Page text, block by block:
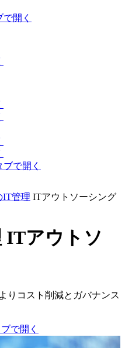
開く
で開く
IT管理 ITアウトソーシング
ITアウトソ
りコスト削減とガバナンス
で開く